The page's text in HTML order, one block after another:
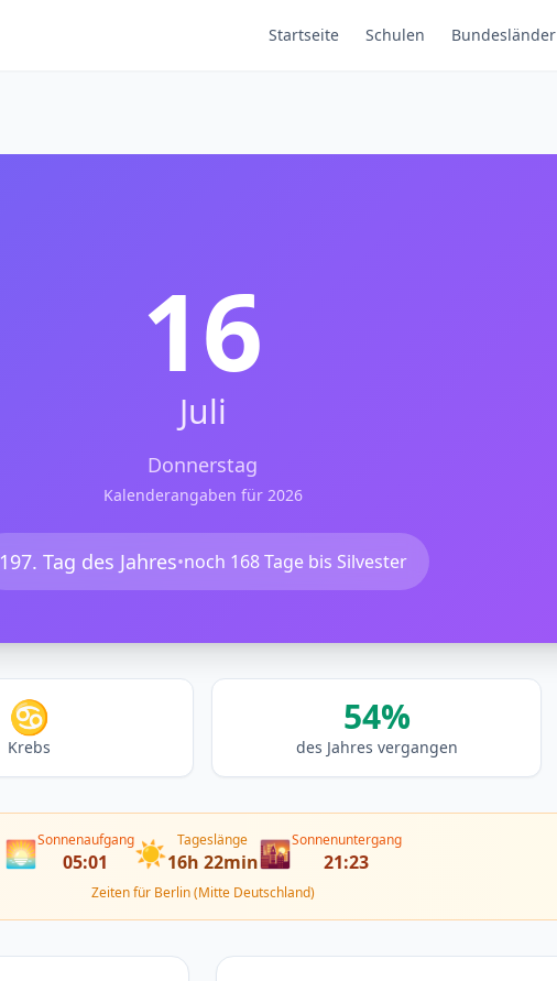
Startseite Schulen Bundesländer
16
Juli
Donnerstag
Kalenderangaben für 2026
197. Tag des Jahres•noch 168 Tage bis Silvester
♋
Krebs
54%
des Jahres vergangen
🌅Sonnenaufgang
05:01 ☀️ Tageslänge
16h 22min🌇Sonnenuntergang
21:23
Zeiten für Berlin (Mitte Deutschland)